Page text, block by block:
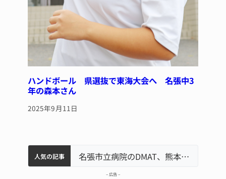
ハンドボール 県選抜で東海大会へ 名張中3
年の森本さん
2025年9月11日
人気の記事
名張市水道料金47％値上げへ 答申案、審議会で大筋まとまる
器物損壊容疑で83歳女逮捕 伊賀署
中学校の陶壁モニュメント 地元建設会社がボランティアで清掃 伊賀 名張市立病院のDMAT、熊本地震の被災地へ 能登以来3回目の派遣
– 広告 –